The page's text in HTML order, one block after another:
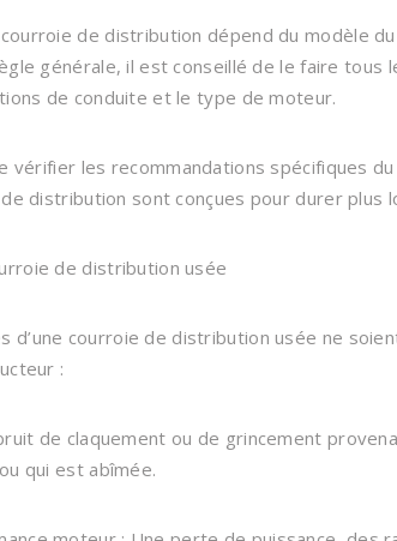
de distribution dépend du modèle
générale, il est conseillé de le faire tous
de conduite et le type de moteur.
vérifier les recommandations spécifiques
distribution sont conçues pour durer plus
de distribution usée
d’une courroie de distribution usée ne
:
de claquement ou de grincement
qui est abîmée.